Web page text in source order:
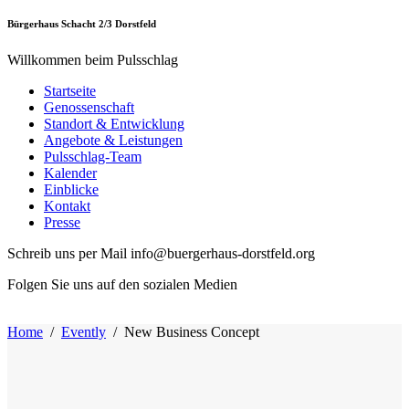
Bürgerhaus Schacht 2/3 Dorstfeld
Willkommen beim Pulsschlag
Startseite
Genossenschaft
Standort & Entwicklung
Angebote & Leistungen
Pulsschlag-Team
Kalender
Einblicke
Kontakt
Presse
Schreib uns per Mail info@buergerhaus-dorstfeld.org
Folgen Sie uns auf den sozialen Medien
Home / Evently / New Business Concept